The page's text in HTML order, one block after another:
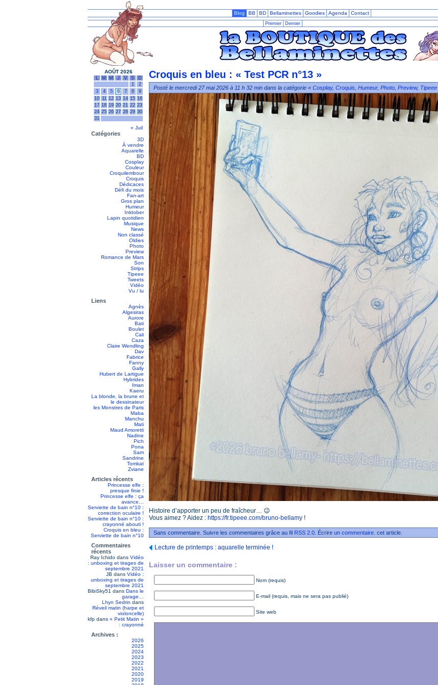
Blog BB BD Bellaminettes Goodies Agenda Contact
Premier Dernier
AOÛT 2026
L M M J V S
D
1
2
3
4 5 6 7 8
9
10 11 12 13 14 15 16
17 18 19 20 21 22 23
24 25 26 27 28 29 30
31
« Juil
Catégories
3D
À vendre
Aquarelle
BD
Cosplay
Couleur
Croquilembour
Croquis
Dédicaces
Défi du mois
Fan-art
Gros plan
Humeur
Inktober
Lapin quotidien
Musique
News
Non classé
Oldies
Photo
Preview
Romance de Mars
Son
Strips
Tipeee
Tweets
Vidéo
Vu / lu
Liens
Agnès
Algesiras
Aurore
Bati
Boulet
Cali
Caza
Claire Wendling
Dav
Fabrice
Fanny
Gally
Hubert de Lartigue
Hybrides
Iman
Kaeru
La blonde, la brune et
le dessinateur
les Monstres de Paris
Maba
Manchu
Mati
Maud Amoretti
Nadine
Pich
Pona
Sam
Sandrine
Tomkat
Zviane
Articles récents
Princesse elfe :
presque finie !
Princesse elfe : ça
avance…
Serviette de bain n°10 :
correction oculaire !
Serviette de bain n°10 :
crayonné abouti !
Croquis en bleu :
Serviette de bain n°10
Commentaires
récents
Ray Ichido dans Vidéo
: unboxing et tirages de
septembre 2021
JB dans Vidéo :
unboxing et tirages de
septembre 2021
BibiSky51 dans Dans le
garage…
Lhyn Sedrin dans
Réveil matin (harpe et
violoncelle)
kfp dans « Petit Matin »
: crayonné
Archives :
2026
2025
2024
2023
2022
2021
2020
2019
Croquis en bleu : « Test PCR n°13 »
Posté le mercredi 27 mai 2026 à 11 h 32 min dans la catégorie « Cosplay, Croquis Humeur, Photo Preview, Tipeee
Histoire d’apporter un peu de fraîcheur… 😉
Vous aimez ? Aidez : https://fr.tipeee.com/bruno-bellamy !
Sans commentaire. Suivre les commentaires grâce au fil RSS 2.0 . Écrire un commentaire . cet article.
Lecture de printemps : aquarelle terminée !
Laisser un commentaire :
Nom (requis)
E-mail (requis, mais ne sera pas publié)
Site web